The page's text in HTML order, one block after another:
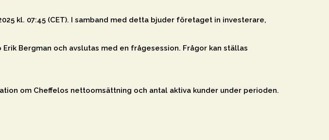
kl. 07:45 (CET). I samband med detta bjuder företaget in investerare,
Bergman och avslutas med en frågesession. Frågor kan ställas
om Cheffelos nettoomsättning och antal aktiva kunder under perioden.